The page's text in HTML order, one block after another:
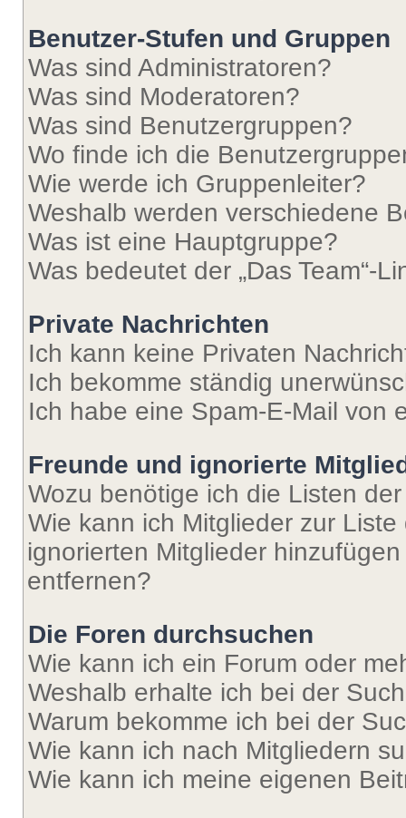
Benutzer-Stufen und Gruppen
Was sind Administratoren?
Was sind Moderatoren?
Was sind Benutzergruppen?
Wo finde ich die
Wie werde ich Gruppenleiter?
Weshalb werden verschiedene
Was ist eine Hauptgruppe?
Was bedeutet der „Das Team“-
Private Nachrichten
Ich kann keine Privaten
Ich bekomme ständig
Ich habe eine Spam-E-Mail von
Freunde und ignorierte
Wozu benötige ich die Listen
Wie kann ich Mitglieder zur
ignorierten Mitglieder
entfernen?
Die Foren durchsuchen
Wie kann ich ein Forum oder
Weshalb erhalte ich bei der
Warum bekomme ich bei der
Wie kann ich nach Mitgliedern
Wie kann ich meine eigenen